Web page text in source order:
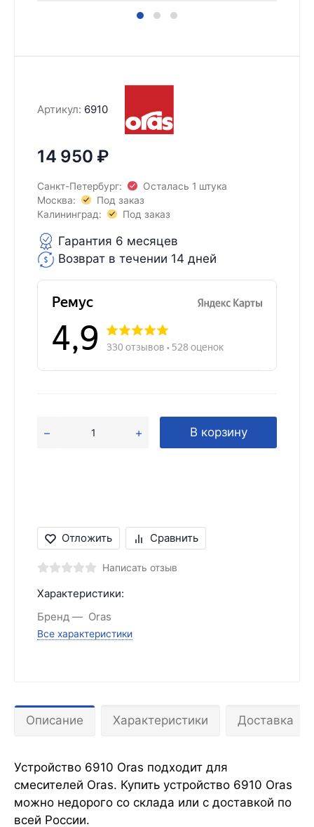
Артикул: 6910
14 950 ₽
Санкт-Петербург:
Осталась 1 штука
Москва:
Под заказ
Калининград:
Под заказ
Гарантия 6 месяцев
Возврат в течении 14 дней
В корзину
Отложить Сравнить
Написать отзыв
Характеристики:
Бренд
Oras
Все характеристики
Описание Характеристики Доставка
Устройство 6910 Oras подходит для
смесителей Oras. Купить устройство 6910 Oras
можно недорого со склада или с доставкой по
всей России.